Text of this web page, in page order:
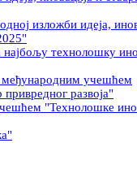
изложби идеја,
технолошку
учешћем
развоја"
"Технолошке